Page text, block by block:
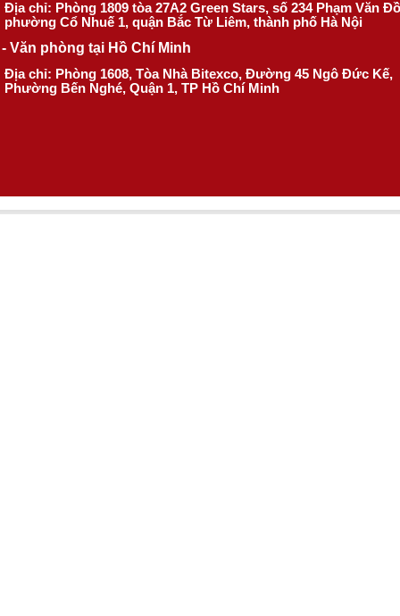
Địa chỉ: Phòng 1809 tòa 27A2 Green Stars, số 234 Phạm Văn
phường Cổ Nhuế 1, quận Bắc Từ Liêm, thành phố Hà Nội
- Văn phòng tại Hồ Chí Minh
Địa chỉ: Phòng 1608, Tòa Nhà Bitexco, Đường 45 Ngô Đức Kế,
Phường Bến Nghé, Quận 1, TP Hồ Chí Minh